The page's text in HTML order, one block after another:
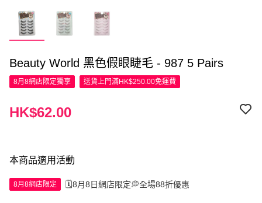
Beauty World 黑色假眼睫毛 - 987 5 Pairs
8月8網店限定獨享 送貨上門滿HK$250.00免運費
HK$62.00
本商品適用活動
8月8網店限定 🗓️8月8日網店限定💭全場88折優惠